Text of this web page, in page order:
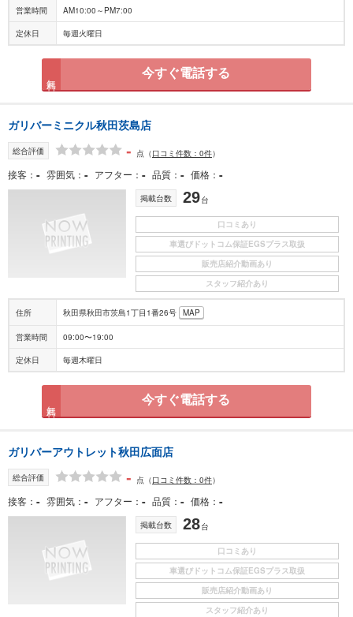
営業時間 AM10:00～PM7:00
定休日 毎週火曜日
今すぐ電話する
ガリバーミニクル秋田茨島店
総合評価 - 点 （口コミ件数：0件）
接客 - 雰囲気 - アフター - 品質 - 価格 -
掲載台数 29台
口コミあり
車選びドットコム保証EGSプラス取扱
販売店紹介動画あり
スタッフ紹介あり
住所 秋田県秋田市茨島1丁目1番26号 MAP
営業時間 09:00〜19:00
定休日 毎週木曜日
今すぐ電話する
ガリバーアウトレット秋田広面店
総合評価 - 点 （口コミ件数：0件）
接客 - 雰囲気 - アフター - 品質 - 価格 -
掲載台数 28台
口コミあり
車選びドットコム保証EGSプラス取扱
販売店紹介動画あり
スタッフ紹介あり